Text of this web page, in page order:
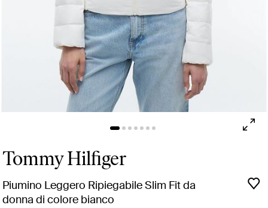
Tommy Hilfiger
Piumino Leggero Ripiegabile Slim Fit da
donna di colore bianco